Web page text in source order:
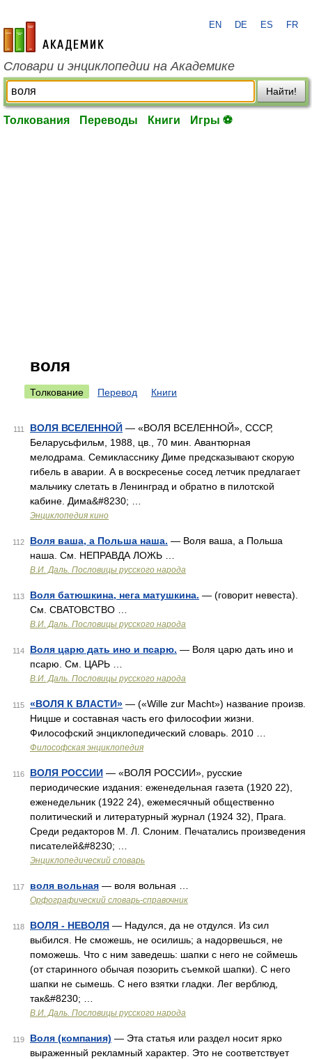
academic.ru
EN DE ES FR
Словари и энциклопедии на Академике
Найти!
Толкования Переводы Книги Игры ⚽
воля
Толкование Перевод Книги
111 ВОЛЯ ВСЕЛЕННОЙ — «ВОЛЯ ВСЕЛЕННОЙ», СССР,
Беларусьфильм, 1988, цв., 70 мин. Авантюрная
мелодрама. Семикласснику Диме предсказывают скорую
гибель в аварии. А в воскресенье сосед летчик предлагает
мальчику слетать в Ленинград и обратно в пилотской
кабине. Дима&#8230; …
Энциклопедия кино
112 Воля ваша, а Польша наша. — Воля ваша, а Польша
наша. См. НЕПРАВДА ЛОЖЬ …
В.И. Даль. Пословицы русского народа
113 Воля батюшкина, нега матушкина. — (говорит невеста).
См. СВАТОВСТВО …
В.И. Даль. Пословицы русского народа
114 Воля царю дать ино и псарю. — Воля царю дать ино и
псарю. См. ЦАРЬ …
В.И. Даль. Пословицы русского народа
115 «ВОЛЯ К ВЛАСТИ» — («Wille zur Macht») название произв.
Ницше и составная часть его философии жизни.
Философский энциклопедический словарь. 2010 …
Философская энциклопедия
116 ВОЛЯ РОССИИ — «ВОЛЯ РОССИИ», русские
периодические издания: еженедельная газета (1920 22),
еженедельник (1922 24), ежемесячный общественно
политический и литературный журнал (1924 32), Прага.
Среди редакторов М. Л. Слоним. Печатались произведения
писателей&#8230; …
Энциклопедический словарь
117 воля вольная — воля вольная …
Орфографический словарь-справочник
118 ВОЛЯ - НЕВОЛЯ — Надулся, да не отдулся. Из сил
выбился. Не сможешь, не осилишь; а надорвешься, не
поможешь. Что с ним заведешь: шапки с него не соймешь
(от старинного обычая позорить съемкой шапки). С него
шапки не сымешь. С него взятки гладки. Лег верблюд,
так&#8230; …
В.И. Даль. Пословицы русского народа
119 Воля (компания) — Эта статья или раздел носит ярко
выраженный рекламный характер. Это не соответствует